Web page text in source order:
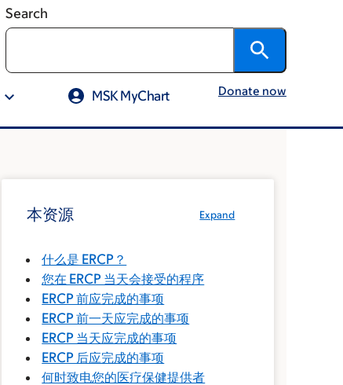
Search
MSK MyChart Donate now
Expand
本资源
什么是 ERCP？
您在 ERCP 当天会接受的程序
ERCP 前应完成的事项
ERCP 前一天应完成的事项
ERCP 当天应完成的事项
ERCP 后应完成的事项
何时致电您的医疗保健提供者